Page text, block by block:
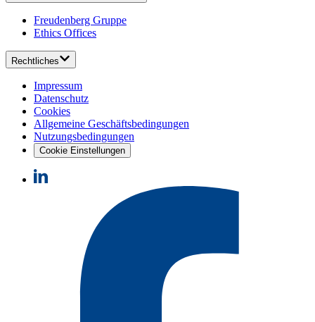
Freudenberg Gruppe
Ethics Offices
Rechtliches
Impressum
Datenschutz
Cookies
Allgemeine Geschäftsbedingungen
Nutzungsbedingungen
Cookie Einstellungen